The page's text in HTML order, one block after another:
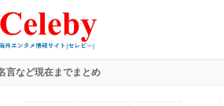
言など現在までまとめ